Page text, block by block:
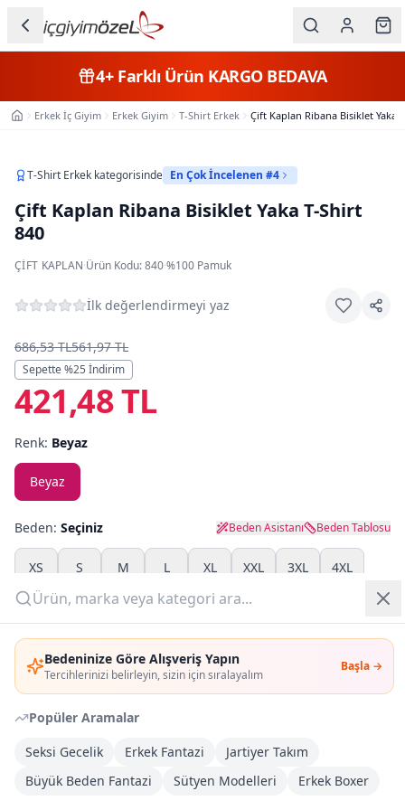
Bedeninize Göre Alışveriş Yapın
Tercihlerinizi belirleyin, sizin için sıralayalım
Başla →
Popüler Aramalar
Seksi Gecelik
Erkek Fantazi
Jartiyer Takım
Büyük Beden Fantazi
Sütyen Modelleri Erkek Boxer
Kategorileri
Erkek
Çocuk
Beden
Markalar
Plaj & Mayo
Yazlık Pijama
Kampanyalar
Yeni Gelenler
OUTLET
Giriş Yap
Üye Ol
4+Farklı Ürün KARGO BEDAVA
Ana SayfaErkek İç Giyim Erkek Giyim T-Shirt Erkek Çift Kaplan Ribana Bisiklet Yaka
T-Shirt Erkek kategorisinde En Çok İncelenen #4
Çift Kaplan Ribana Bisiklet Yaka T-Shirt
840
ÇIFT KAPLAN·Ürün Kodu:840·%100 Pamuk
İlk değerlendirmeyi yaz
686,53 TL561,97 TL
Sepette %25 İndirim
421,48 TL
Renk: Beyaz
Beyaz
Beden: Seçiniz Beden Asistanı Beden Tablosu
XS S M L XL XXL 3XL 4XL
Adet:
Sepete Ekle
DHL Kargoya Teslim
Şehir seçin